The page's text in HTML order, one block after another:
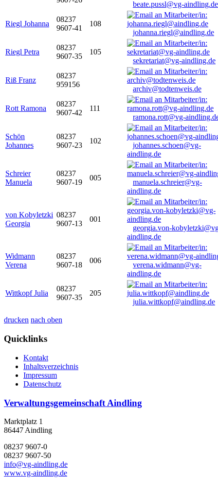
beate.pussl@vg-aindling.de
Riegl Johanna
08237
9607-41
108
johanna.riegl@aindling.de
Riegl Petra
08237
9607-35
105
sekretariat@vg-aindling.de
Riß Franz
08237
959156
archiv@todtenweis.de
Rott Ramona
08237
9607-42
111
ramona.rott@vg-
Schön
Johannes
08237
9607-23
102
johannes.schoen@vg-
aindling.de
Schreier
Manuela
08237
9607-19
005
manuela.schreier@vg-
aindling.de
von Kobyletzki
Georgia
08237
9607-13
001
georgia.von-
aindling.de
Widmann
Verena
08237
9607-18
006
verena.widmann@vg-
aindling.de
Wittkopf Julia
08237
9607-35
205
julia.wittkopf@aindling.de
drucken nach oben
Quicklinks
Kontakt
Inhaltsverzeichnis
Impressum
Datenschutz
Verwaltungsgemeinschaft Aindling
Marktplatz 1
86447 Aindling
08237 9607-0
08237 9607-50
info@vg-aindling.de
www.vg-aindling.de